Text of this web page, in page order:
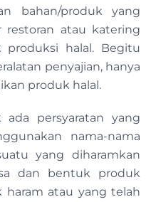
bahan/produk yang
restoran atau katering
produksi halal. Begitu
penyajian, hanya
produk halal.
persyaratan yang
nama-nama
yang diharamkan
dan bentuk produk
atau yang telah